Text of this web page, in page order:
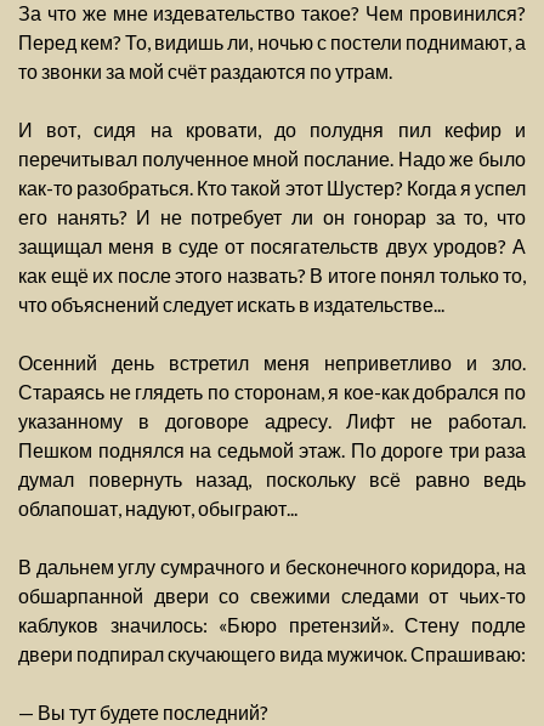
За что же мне издевательство такое? Чем провинился?
Перед кем? То, видишь ли, ночью с постели поднимают, а
то звонки за мой счёт раздаются по утрам.
И вот, сидя на кровати, до полудня пил кефир и
перечитывал полученное мной послание. Надо же было
как-то разобраться. Кто такой этот Шустер? Когда я успел
его нанять? И не потребует ли он гонорар за то, что
защищал меня в суде от посягательств двух уродов? А
как ещё их после этого назвать? В итоге понял только то,
что объяснений следует искать в издательстве...
Осенний день встретил меня неприветливо и зло.
Стараясь не глядеть по сторонам, я кое-как добрался по
указанному в договоре адресу. Лифт не работал.
Пешком поднялся на седьмой этаж. По дороге три раза
думал повернуть назад, поскольку всё равно ведь
облапошат, надуют, обыграют...
В дальнем углу сумрачного и бесконечного коридора, на
обшарпанной двери со свежими следами от чьих-то
каблуков значилось: «Бюро претензий». Стену подле
двери подпирал скучающего вида мужичок. Спрашиваю:
— Вы тут будете последний?